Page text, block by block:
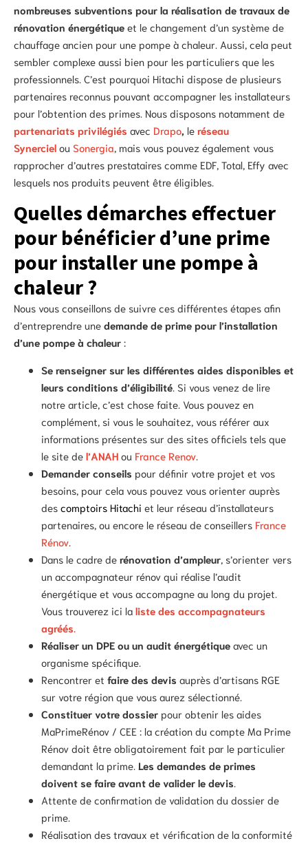
nombreuses subventions pour la réalisation de travaux de
rénovation énergétique et le changement d’un système de
chauffage ancien pour une pompe à chaleur. Aussi, cela peut
sembler complexe aussi bien pour les particuliers que les
professionnels. C’est pourquoi Hitachi dispose de plusieurs
partenaires reconnus pouvant accompagner les installateurs
pour l’obtention des primes. Nous disposons notamment de
partenariats privilégiés avec Drapo, le réseau
Synerciel ou Sonergia , mais vous pouvez également vous
rapprocher d’autres prestataires comme EDF, Total, Effy avec
lesquels nos produits peuvent être éligibles.
Quelles démarches effectuer
pour bénéficier d’une prime
pour installer une pompe à
chaleur ?
Nous vous conseillons de suivre ces différentes étapes afin
d’entreprendre une demande de prime pour l’installation
d’une pompe à chaleur :
Se renseigner sur les différentes aides disponibles et
leurs conditions d’éligibilité . Si vous venez de lire
notre article, c’est chose faite. Vous pouvez en
complément, si vous le souhaitez, vous référer aux
informations présentes sur des sites officiels tels que
le site de l’ANAH ou France Renov
Demander conseils pour définir votre projet et vos
besoins, pour cela vous pouvez vous orienter auprès
des comptoirs Hitachi et leur réseau d’installateurs
partenaires, ou encore le réseau de conseillers France
Rénov
Dans le cadre de rénovation d’ampleur , s’orienter vers
un accompagnateur rénov qui réalise l’audit
énergétique et vous accompagne au long du projet.
Vous trouverez ici la liste des accompagnateurs
agréés
Réaliser un DPE ou un audit énergétique avec un
organisme spécifique.
Rencontrer et faire des devis auprès d’artisans RGE
sur votre région que vous aurez sélectionné.
Constituer votre dossier pour obtenir les aides
MaPrimeRénov / CEE : la création du compte Ma Prime
Rénov doit être obligatoirement fait par le particulier
demandant la prime. Les demandes de primes
doivent se faire avant de valider le devis
Attente de confirmation de validation du dossier de
prime.
Réalisation des travaux et vérification de la conformité